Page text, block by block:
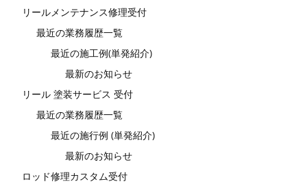
リールメンテナンス修理受付
最近の業務履歴一覧
最近の施工例(単発紹介)
最新のお知らせ
リール 塗装サービス 受付
最近の業務履歴一覧
最近の施行例 (単発紹介)
最新のお知らせ
ロッド修理カスタム受付